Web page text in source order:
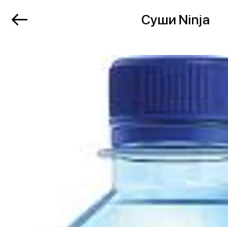
Суши Ninja